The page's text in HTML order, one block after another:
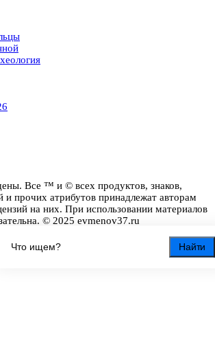
Найти
Все ™ и © всех продуктов, знаков,
и прочих атрибутов принадлежат авторам
на них. При использовании материалов
© 2025 evmenov37.ru